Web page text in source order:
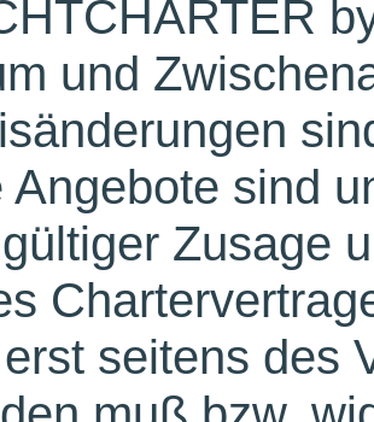
und
Angebote sind
Zusage
seitens des